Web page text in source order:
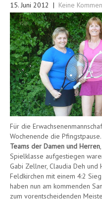
15. Juni 2012 | Keine
Für die
Wochenende die
Teams der Damen und Herren
Spielklasse aufgestiegen
Gabi Zellner, Claudia Deh und
Feldkirchen mit einem 4:2
haben nun am kommenden
zum vorentscheidenden